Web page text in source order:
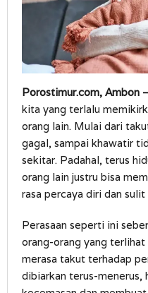
Porostimur.com, Ambon
kita yang terlalu
orang lain. Mulai dari
gagal, sampai khawatir
sekitar. Padahal, terus
orang lain justru bisa
rasa percaya diri dan
Perasaan seperti ini
orang-orang yang
merasa takut terhadap
dibiarkan terus-menerus,